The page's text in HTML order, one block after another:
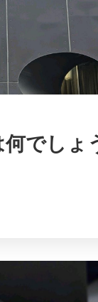
でしょ